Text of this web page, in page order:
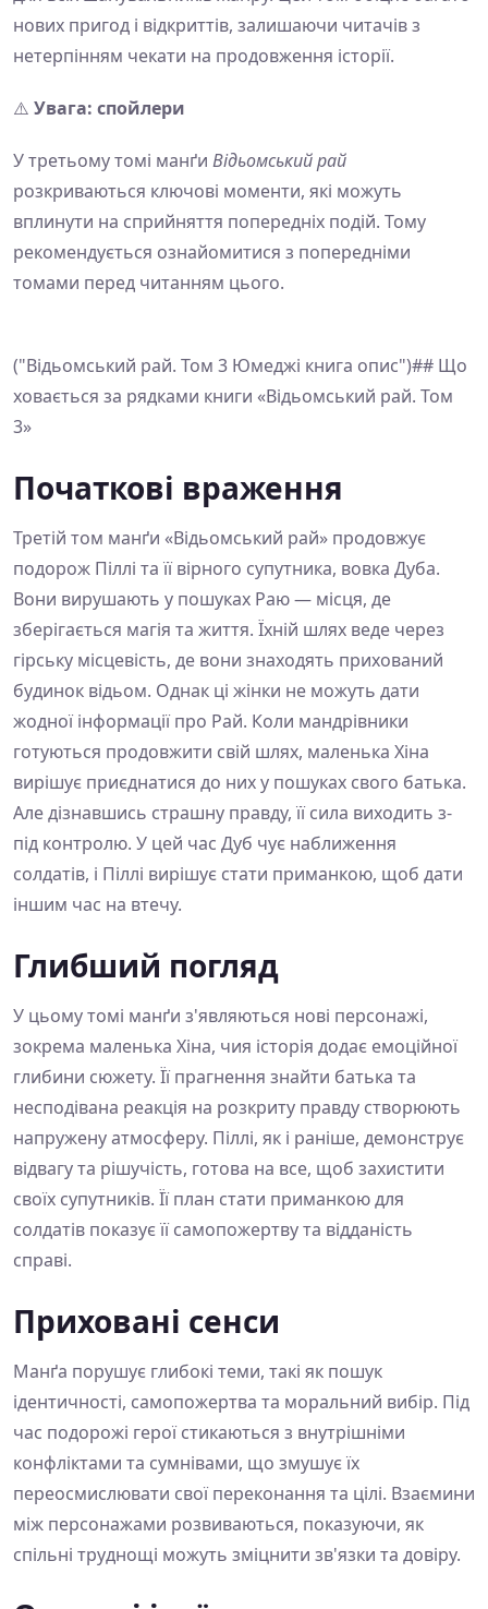
нових пригод і відкриттів, залишаючи читачів з
нетерпінням чекати на продовження історії.
⚠️ Увага: спойлери
У третьому томі манґи Відьомський рай
розкриваються ключові моменти, які можуть
вплинути на сприйняття попередніх подій. Тому
рекомендується ознайомитися з попередніми
томами перед читанням цього.
("Відьомський рай. Том 3 Юмеджі книга опис")## Що
ховається за рядками книги «Відьомський рай. Том
3»
Початкові враження
Третій том манґи «Відьомський рай» продовжує
подорож Піллі та її вірного супутника, вовка Дуба.
Вони вирушають у пошуках Раю — місця, де
зберігається магія та життя. Їхній шлях веде через
гірську місцевість, де вони знаходять прихований
будинок відьом. Однак ці жінки не можуть дати
жодної інформації про Рай. Коли мандрівники
готуються продовжити свій шлях, маленька Хіна
вирішує приєднатися до них у пошуках свого батька.
Але дізнавшись страшну правду, її сила виходить з-
під контролю. У цей час Дуб чує наближення
солдатів, і Піллі вирішує стати приманкою, щоб дати
іншим час на втечу.
Глибший погляд
У цьому томі манґи з'являються нові персонажі,
зокрема маленька Хіна, чия історія додає емоційної
глибини сюжету. Її прагнення знайти батька та
несподівана реакція на розкриту правду створюють
напружену атмосферу. Піллі, як і раніше, демонструє
відвагу та рішучість, готова на все, щоб захистити
своїх супутників. Її план стати приманкою для
солдатів показує її самопожертву та відданість
справі.
Приховані сенси
Манґа порушує глибокі теми, такі як пошук
ідентичності, самопожертва та моральний вибір. Під
час подорожі герої стикаються з внутрішніми
конфліктами та сумнівами, що змушує їх
переосмислювати свої переконання та цілі. Взаємини
між персонажами розвиваються, показуючи, як
спільні труднощі можуть зміцнити зв'язки та довіру.